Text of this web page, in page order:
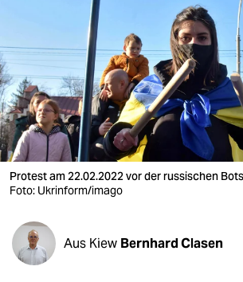
berlin
nord
wahrheit
verlag
verlag
veranstaltungen
shop
Protest am 22.02.2022 vor der russischen
Foto: Ukrinform/imago
Aus Kiew Bernhard Clasen